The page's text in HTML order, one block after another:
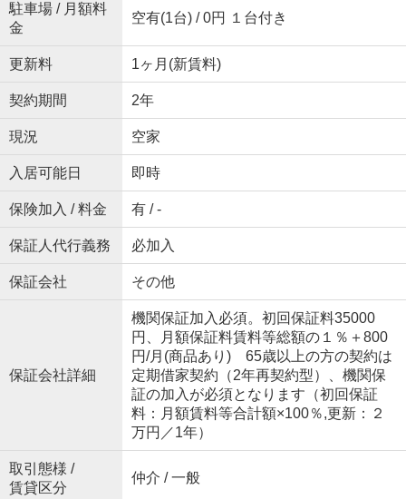
駐車場 / 月額料
金
空有(1台) / 0円 １台付き
更新料 1ヶ月(新賃料)
契約期間 2年
現況 空家
入居可能日 即時
保険加入 / 料金 有 / -
保証人代行義務 必加入
保証会社 その他
保証会社詳細
機関保証加入必須。初回保証料35000
円、月額保証料賃料等総額の１％＋800
円/月(商品あり) 65歳以上の方の契約は
定期借家契約（2年再契約型）、機関保
証の加入が必須となります（初回保証
料：月額賃料等合計額×100％,更新：２
万円／1年）
取引態様 /
賃貸区分
仲介 / 一般